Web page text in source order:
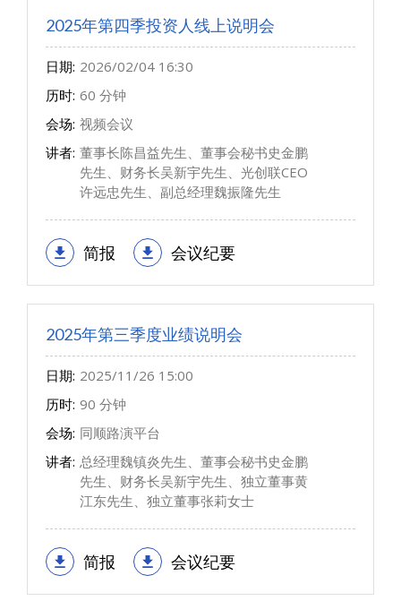
2025年第四季投资人线上说明会
日期: 2026/02/04 16:30
历时: 60 分钟
会场: 视频会议
讲者: 董事长陈昌益先生、董事会秘书史金鹏
先生、财务长吴新宇先生、光创联CEO
许远忠先生、副总经理魏振隆先生
简报 会议纪要
2025年第三季度业绩说明会
日期: 2025/11/26 15:00
历时: 90 分钟
会场: 同顺路演平台
讲者: 总经理魏镇炎先生、董事会秘书史金鹏
先生、财务长吴新宇先生、独立董事黄
江东先生、独立董事张莉女士
简报 会议纪要